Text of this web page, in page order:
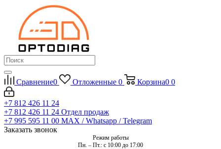
Сравнение0 Отложенные 0 Корзина0 0
+7 812 426 11 24
+7 812 426 11 24 Отдел продаж
+7 995 595 11 00 MAX / Whatsapp / Telegram
Заказать звонок
Режим работы
Пн. – Пт.: с 10:00 до 17:00